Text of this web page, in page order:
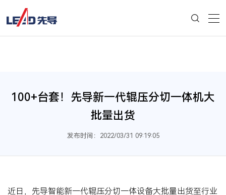
100+台套！先导新一代辊压分切一体机大
批量出货
发布时间：2022/03/31 09:19:05
近日，先导智能新一代辊压分切一体设备大批量出货至行业